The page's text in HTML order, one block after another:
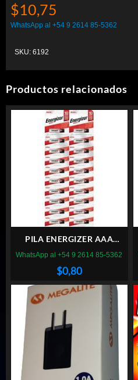
$10,75
WhatsApp al +54 9 2614 85-5362
SKU: 6192
Productos relacionados
PILA ENERGIZER AAA
ALCALINA
$0,80
WhatsApp al +54 9 2614 85-5362